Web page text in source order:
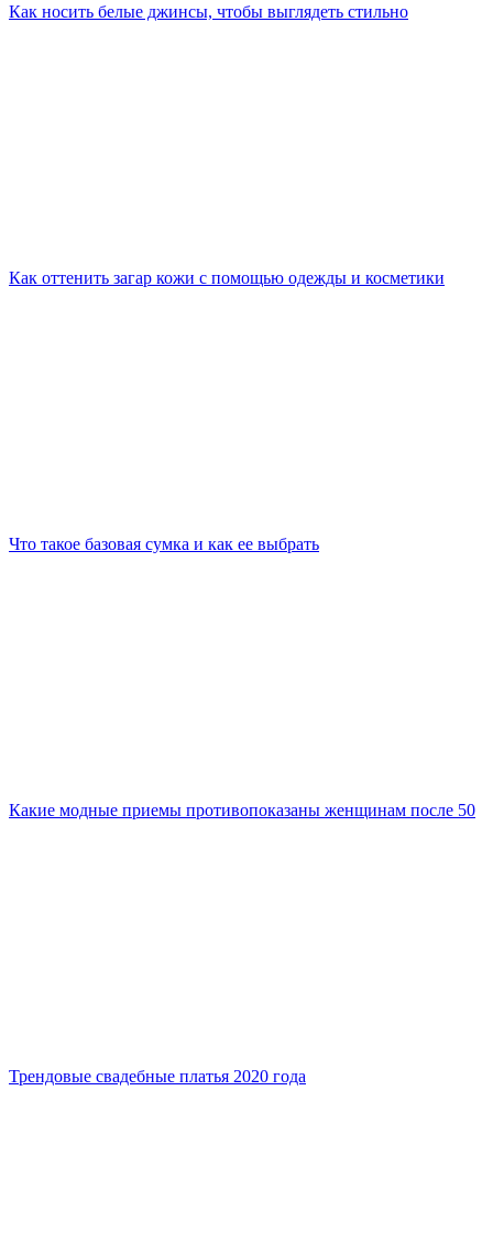
Как носить белые джинсы, чтобы выглядеть стильно
Как оттенить загар кожи с помощью одежды и косметики
Что такое базовая сумка и как ее выбрать
Какие модные приемы противопоказаны женщинам после 50
Трендовые свадебные платья 2020 года